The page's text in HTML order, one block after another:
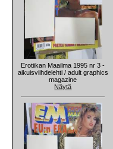
Erotiikan Maailma 1995 nr 3 -
aikuisviihdelehti / adult graphics
magazine
Näytä